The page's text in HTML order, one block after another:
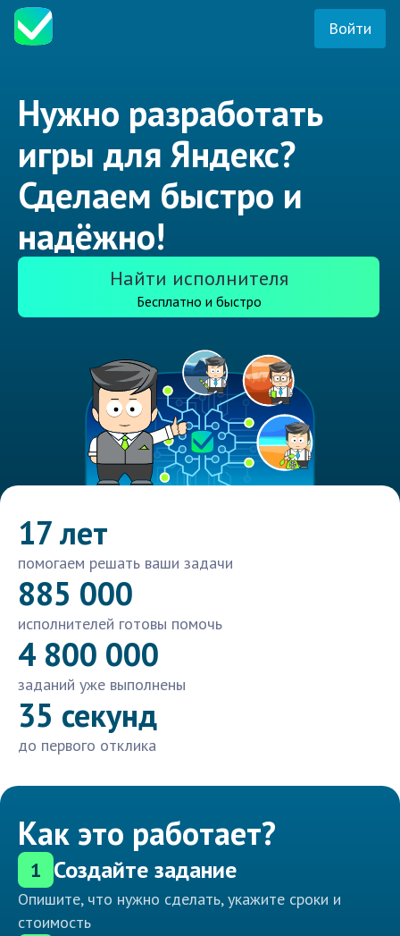
Войти
Нужно разработать
игры для Яндекс?
Сделаем быстро и
надёжно!
Найти исполнителя
Бесплатно и быстро
17 лет
помогаем решать ваши задачи
885 000
исполнителей готовы помочь
4 800 000
заданий уже выполнены
35 секунд
до первого отклика
Как это работает?
1 Создайте задание
Опишите, что нужно сделать, укажите сроки и
стоимость